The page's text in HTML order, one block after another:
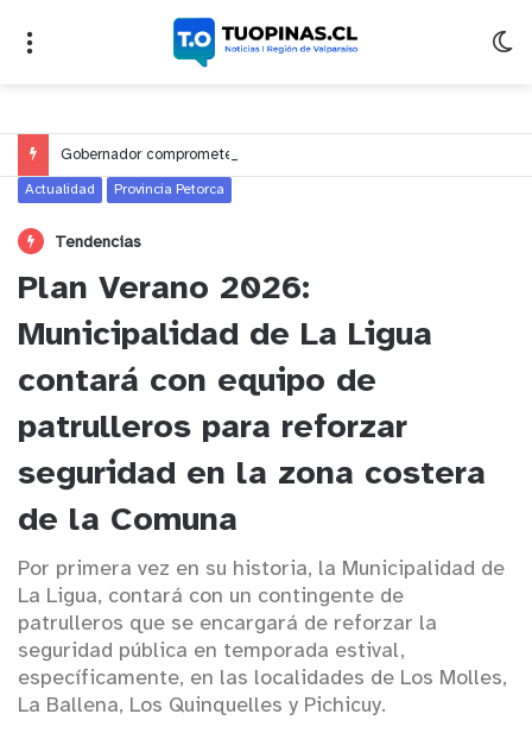
Actualidad Provincia Petorca
Tendencias
Plan Verano 2026:
Municipalidad de La Ligua
contará con equipo de
patrulleros para reforzar
seguridad en la zona costera
de la Comuna
Por primera vez en su historia, la Municipalidad de
La Ligua, contará con un contingente de
patrulleros que se encargará de reforzar la
seguridad pública en temporada estival,
específicamente, en las localidades de Los Molles,
La Ballena, Los Quinquelles y Pichicuy.